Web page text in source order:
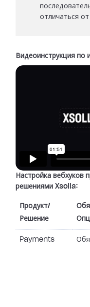
отличаться
Видеоинструкция по
Настройка вебхуков
решениями Xsolla:
Продукт/
Решение
Payments